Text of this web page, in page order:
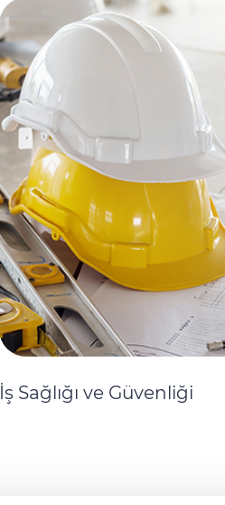
İş Sağlığı ve Güvenliği